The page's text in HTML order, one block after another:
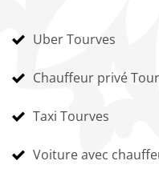
Uber Tourves
Chauffeur privé
Taxi Tourves
Voiture avec